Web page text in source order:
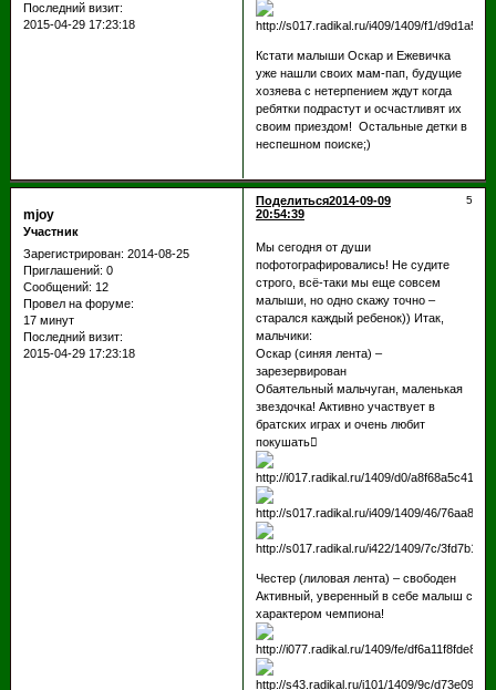
Последний визит:
2015-04-29 17:23:18
Кстати малыши Оскар и Ежевичка
уже нашли своих мам-пап, будущие
хозяева с нетерпением ждут когда
ребятки подрастут и осчастливят их
своим приездом! Остальные детки в
неспешном поиске;)
Поделиться 5
2014-09-09
20:54:39
mjoy
Участник
Зарегистрирован: 2014-08-25
Приглашений: 0
Сообщений: 12
Провел на форуме:
17 минут
Последний визит:
2015-04-29 17:23:18
Мы сегодня от души
пофотографировались! Не судите
строго, всё-таки мы еще совсем
малыши, но одно скажу точно –
старался каждый ребенок)) Итак,
мальчики:
Оскар (синяя лента) –
зарезервирован
Обаятельный мальчуган, маленькая
звездочка! Активно участвует в
братских играх и очень любит
покушать
Честер (лиловая лента) – свободен
Активный, уверенный в себе малыш с
характером чемпиона!